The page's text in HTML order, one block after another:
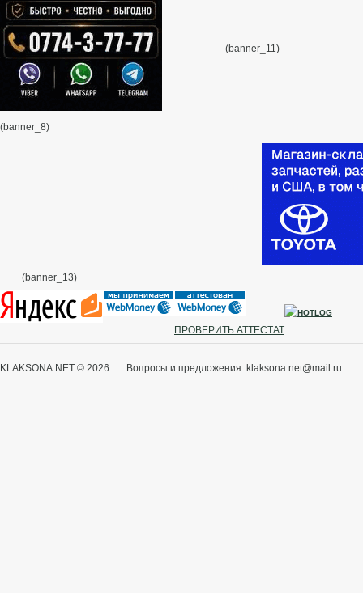
(banner_8)
(banner_11)
(banner_13)
ПРОВЕРИТЬ АТТЕСТАТ
KLAKSONA.NET © 2026 Вопросы и предложения: klaksona.net@mail.ru